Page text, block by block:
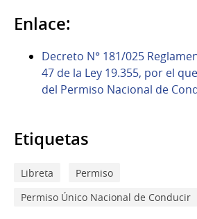
Enlace:
Decreto N° 181/025
47 de la Ley 19.355, por el
del Permiso Nacional de
Etiquetas
Libreta
Permiso
Permiso Único Nacional de Conducir